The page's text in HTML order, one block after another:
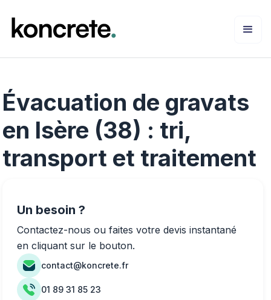
Évacuation de gravats
en Isère (38) : tri,
transport et traitement
Un besoin ?
Contactez-nous ou faites votre devis instantané
en cliquant sur le bouton.
contact@koncrete.fr
01 89 31 85 23